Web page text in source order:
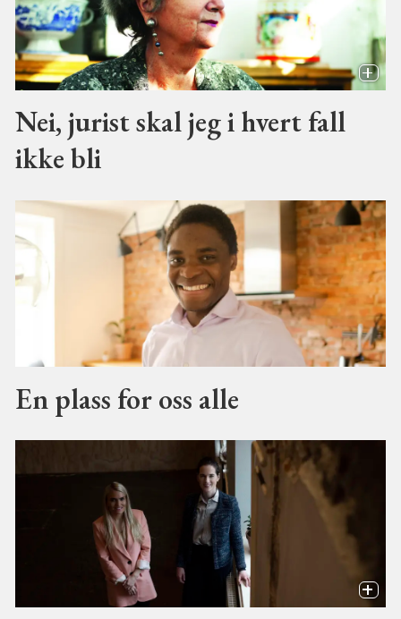
Nei, jurist skal jeg i hvert fall
ikke bli
En plass for oss alle